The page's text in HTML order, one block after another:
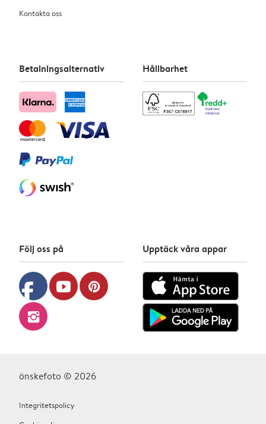
Kontakta oss
Betalningsalternativ Hållbarhet
Följ oss på
facebook youtube pinterest
instagram
Upptäck våra appar
önskefoto © 2026
Integritetspolicy